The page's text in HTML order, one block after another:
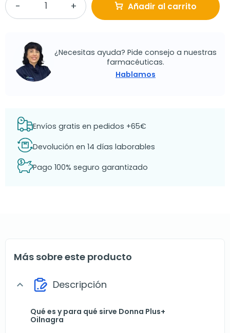
Añadir al carrito
¿Necesitas ayuda? Pide consejo a nuestras
farmacéuticas.
Hablamos
Envíos gratis en pedidos +65€
Devolución en 14 días laborables
Pago 100% seguro garantizado
Más sobre este producto
expand_more Descripción
Qué es y para qué sirve Donna Plus+
Oilnagra